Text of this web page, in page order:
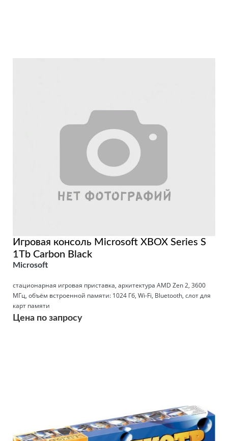
Игровая консоль Microsoft XBOX Series S
1Tb Carbon Black
Microsoft
стационарная игровая приставка, архитектура AMD Zen 2, 3600
МГц, объём встроенной памяти: 1024 Гб, Wi-Fi, Bluetooth, слот для
карт памяти
Цена по запросу